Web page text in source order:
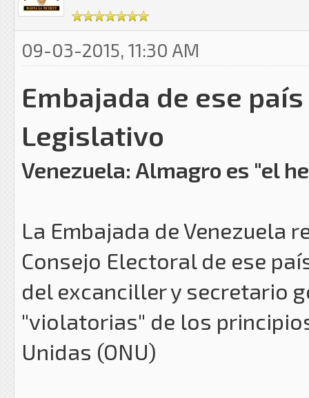
09-03-2015, 11:30 AM
Embajada de ese
Legislativo
Venezuela: Almagro es "el
La Embajada de Venezuela
Consejo Electoral de ese
del excanciller y secretario
"violatorias" de los
Unidas (ONU)